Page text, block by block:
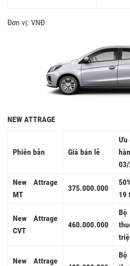
Đơn vị: VNĐ
NEW ATTRAGE
Phiên bản Giá bán lẻ
Ưu
03/
New Attrage
MT
375.000.000
19
New Attrage
CVT
460.000.000
Bộ
New Attrage
Bộ